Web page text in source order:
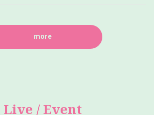
more
Live / Event